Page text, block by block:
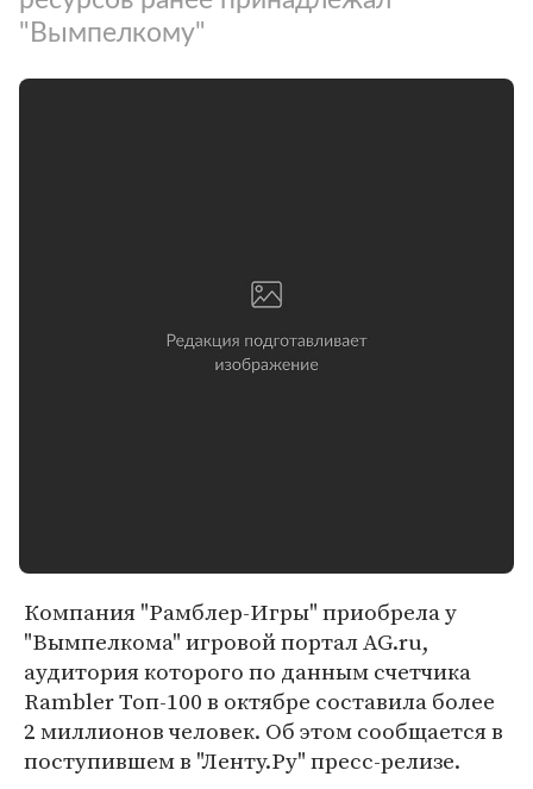
"Вымпелкому"
Компания "Рамблер-Игры" приобрела у
"Вымпелкома" игровой портал AG.ru,
аудитория которого по данным счетчика
Rambler Топ-100 в октябре составила более
2 миллионов человек. Об этом сообщается в
поступившем в "Ленту.Ру" пресс-релизе.